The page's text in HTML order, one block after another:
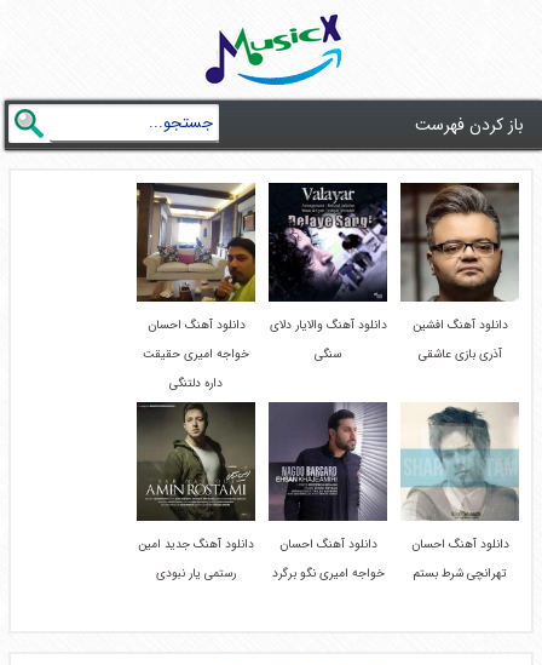
باز کردن فهرست
دانلود آهنگ افشین
آذری بازی عاشقی
دانلود آهنگ والایار دلای
سنگی
دانلود آهنگ احسان
خواجه امیری حقیقت
داره دلتنگی
دانلود آهنگ احسان
تهرانچی شرط بستم
دانلود آهنگ احسان
خواجه امیری نگو برگرد
دانلود آهنگ جدید امین
رستمی یار نبودی